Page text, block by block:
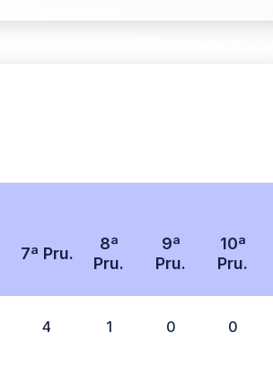
7ª Pru.
8ª
Pru.
9ª
Pru.
10ª
Pru.
4 1 0 0